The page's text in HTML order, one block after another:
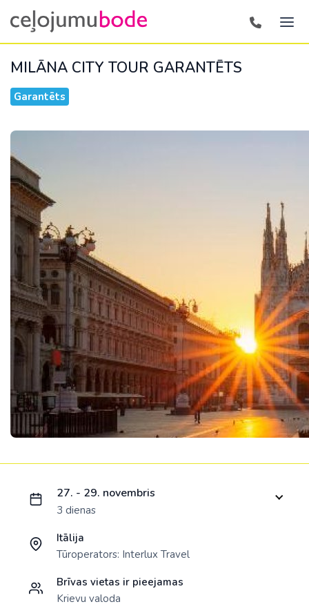
MILĀNA CITY TOUR GARANTĒTS
Garantēts
27. - 29. novembris
3 dienas
Itālija
Tūroperators: Interlux Travel
Brīvas vietas ir pieejamas
Krievu valoda